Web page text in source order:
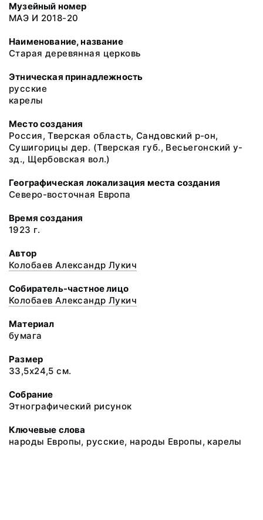
Музейный номер
МАЭ И 2018-20
Наименование, название
Старая деревянная церковь
Этническая принадлежность
русские
карелы
Место создания
Россия, Тверская область, Сандовский р-он,
Сушигорицы дер. (Тверская губ., Весьегонский у-
зд., Щербовская вол.)
Географическая локализация места создания
Северо-восточная Европа
Время создания
1923 г.
Автор
Колобаев Александр Лукич
Собиратель-частное лицо
Колобаев Александр Лукич
Материал
бумага
Размер
33,5х24,5 см.
Собрание
Этнографический рисунок
Ключевые слова
народы Европы, русские, народы Европы, карелы